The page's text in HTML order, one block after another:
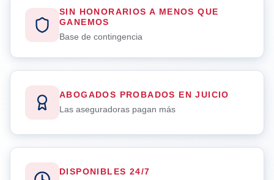
SIN HONORARIOS A MENOS QUE
GANEMOS
Base de contingencia
ABOGADOS PROBADOS EN JUICIO
Las aseguradoras pagan más
DISPONIBLES 24/7